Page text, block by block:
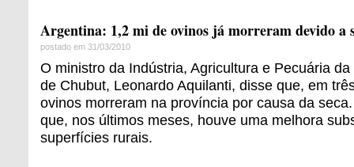
Argentina: 1,2 mi de ovinos já morreram devido a
postado em 31/03/2010
O ministro da Indústria, Agricultura e Pecuária
de Chubut, Leonardo Aquilanti, disse que, em
ovinos morreram na província por causa da
que, nos últimos meses, houve uma melhora
superfícies rurais.